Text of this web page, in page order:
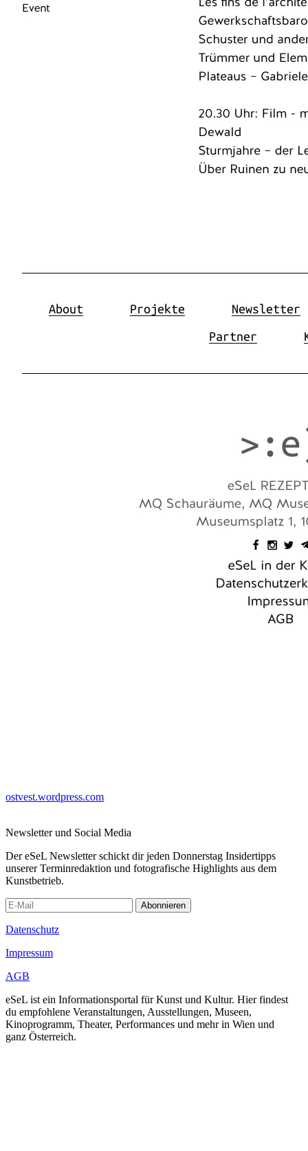
ostvest.wordpress.com
Newsletter und Social Media
Der eSeL Newsletter schickt dir jeden Donnerstag Insidertipps
unserer Terminredaktion und fotografische Highlights aus dem
Kunstbetrieb.
Abonnieren
Datenschutz
Impressum
AGB
eSeL ist ein Informationsportal für Kunst und Kultur. Hier findest
du empfohlene Veranstaltungen, Ausstellungen, Museen,
Kinoprogramm, Theater, Performances und mehr in Wien und
ganz Österreich.